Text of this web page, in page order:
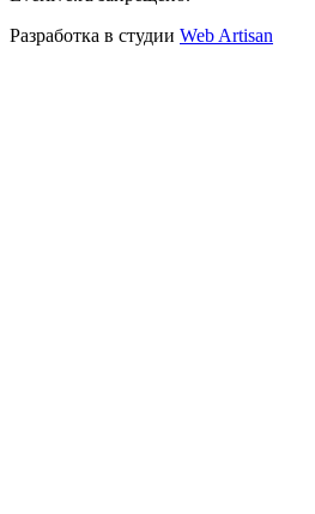
Разработка в студии Web Artisan